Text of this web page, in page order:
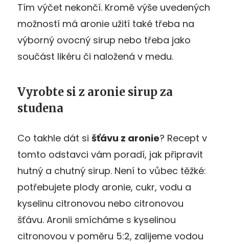
Tím výčet nekončí. Kromě výše uvedených
možností má aronie užití také třeba na
výborný ovocný sirup nebo třeba jako
součást likéru či naložená v medu.
Vyrobte si z aronie sirup za
studena
Co takhle dát si šťávu z aronie? Recept v
tomto odstavci vám poradí, jak připravit
hutný a chutný sirup. Není to vůbec těžké:
potřebujete plody aronie, cukr, vodu a
kyselinu citronovou nebo citronovou
šťávu. Aronii smícháme s kyselinou
citronovou v poměru 5:2, zalijeme vodou